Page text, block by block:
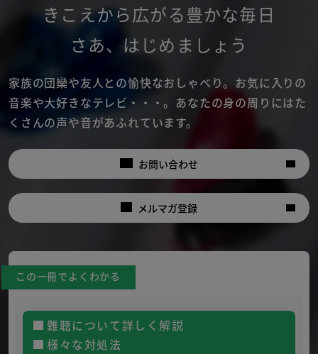
きこえから広がる豊かな毎日
さあ、 はじめましょう
家族の団欒や友人との愉快なおしゃべり。 お気に入りの
音楽や大好きなテレビ・・・。 あなたの身の周りにはた
くさんの声や音があふれています。
お問い合わせ
メルマガ登録
この一冊でよくわかる
難聴について詳しく解説
様々な対処法